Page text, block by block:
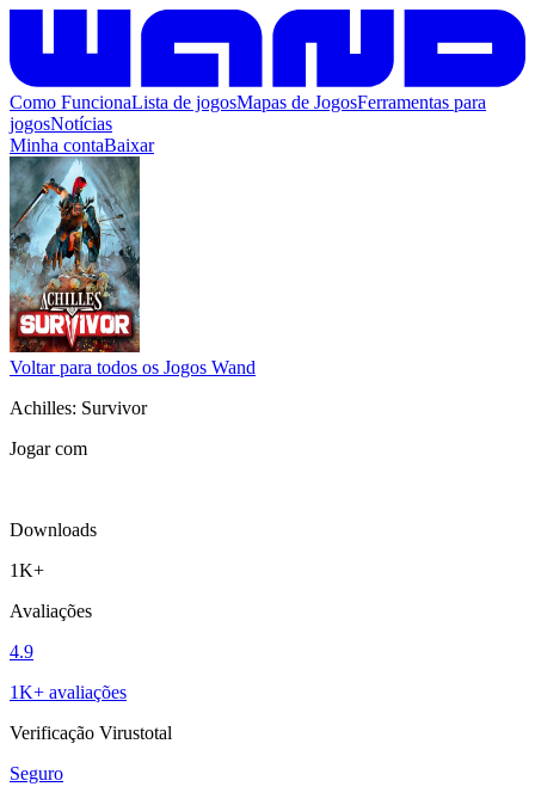
Como FuncionaLista de jogosMapas de JogosFerramentas para
jogosNotícias
Minha contaBaixar
Voltar para todos os Jogos Wand
Achilles: Survivor
Jogar com
Downloads
1K+
Avaliações
4.9
1K+ avaliações
Verificação Virustotal
Seguro